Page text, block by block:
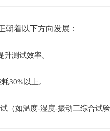
朝着以下方向发展：
测试效率。
30%以上。
（如温度-湿度-振动三综合试验